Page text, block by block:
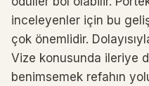
inceleyenler için bu
çok önemlidir.
Vize konusunda ileriye
benimsemek refahın